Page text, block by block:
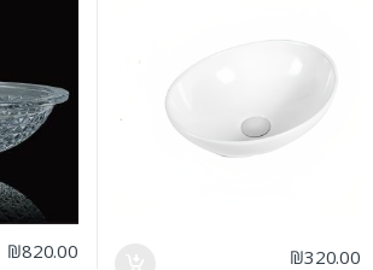
₪320.00
₪820.00